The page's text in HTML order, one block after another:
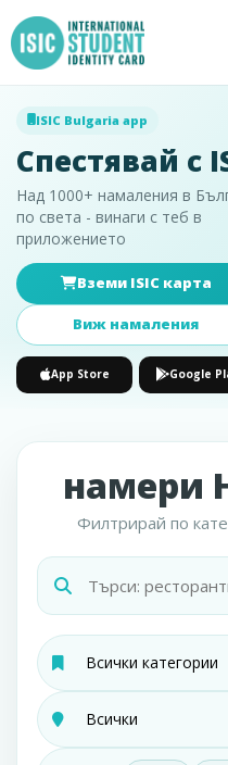
ISIC Bulgaria app
Спестявай с
Над 1000+ намаления в
по света - винаги с теб в
приложението
Вземи ISIC карта
Виж намаления
App Store Google
Специални
предложения ×
намери
Филтрирай по